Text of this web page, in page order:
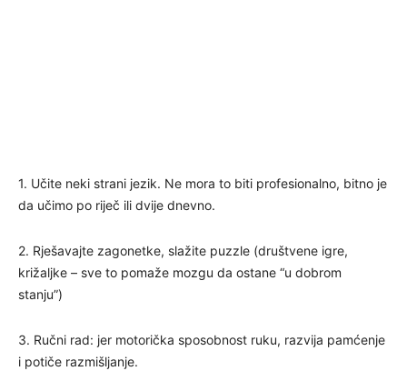
1. Učite neki strani jezik. Ne mora to biti profesionalno, bitno je
da učimo po riječ ili dvije dnevno.
2. Rješavajte zagonetke, slažite puzzle (društvene igre,
križaljke – sve to pomaže mozgu da ostane “u dobrom
stanju”)
3. Ručni rad: jer motorička sposobnost ruku, razvija pamćenje
i potiče razmišljanje.